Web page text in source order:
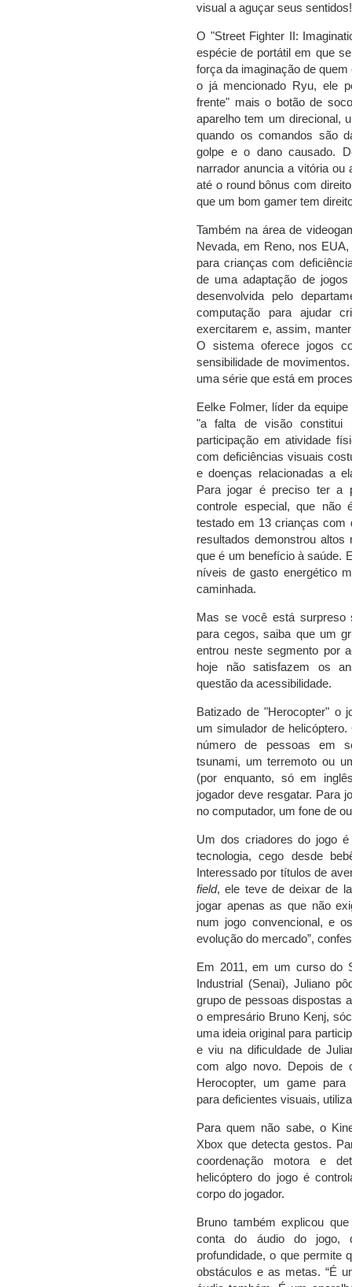
visual a aguçar seus sentidos!
O "Street Fighter II:
espécie de portátil em que
força da imaginação de
o já mencionado Ryu, ele
frente" mais o botão de
aparelho tem um direcional,
quando os comandos são
golpe e o dano causado.
narrador anuncia a vitória
até o round bônus com
que um bom gamer tem
Também na área de
Nevada, em Reno, nos
para crianças com
de uma adaptação de
desenvolvida pelo
computação para ajudar
exercitarem e, assim,
O sistema oferece jogos
sensibilidade de
uma série que está em
Eelke Folmer, líder da
"a falta de visão constitui
participação em atividade
com deficiências visuais
e doenças relacionadas a
Para jogar é preciso ter a
controle especial, que
testado em 13 crianças com
resultados demonstrou
que é um benefício à saúde.
níveis de gasto energético
caminhada.
Mas se você está surpreso
para cegos, saiba que um
entrou neste segmento por
hoje não satisfazem os
questão da acessibilidade.
Batizado de "Herocopter" o
um simulador de
número de pessoas em
tsunami, um terremoto ou
(por enquanto, só em
jogador deve resgatar. Para
no computador, um fone de
Um dos criadores do jogo
tecnologia, cego desde
Interessado por títulos de
field, ele teve de deixar de
jogar apenas as que não
num jogo convencional, e
evolução do mercado”,
Em 2011, em um curso do
Industrial (Senai), Juliano
grupo de pessoas dispostas
o empresário Bruno Kenj,
uma ideia original para
e viu na dificuldade de
com algo novo. Depois de
Herocopter, um game para
para deficientes visuais,
Para quem não sabe, o
Xbox que detecta gestos.
coordenação motora e
helicóptero do jogo é
corpo do jogador.
Bruno também explicou
conta do áudio do
profundidade, o que permite
obstáculos e as metas. “É